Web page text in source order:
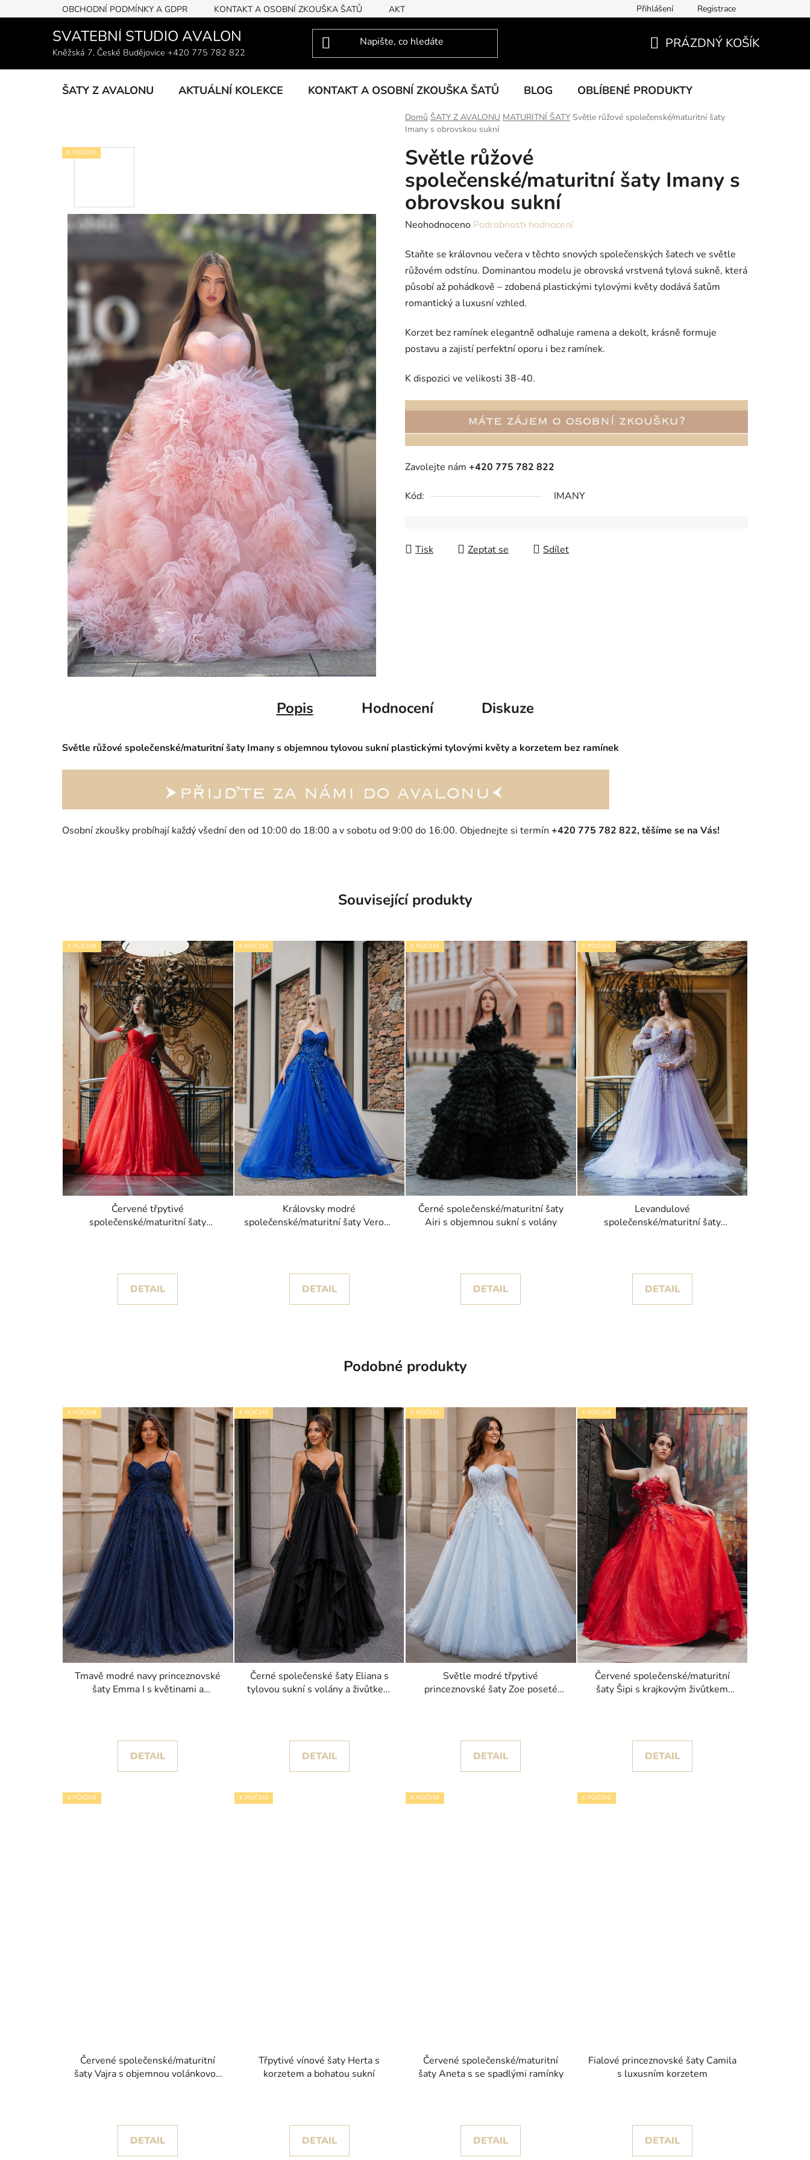
na
OBCHODNÍ PODMÍNKY A GDPR KONTAKT A OSOBNÍ ZKOUŠKA ŠATŮ AKTUÁLNÍ KOLEKCE Přihlášení Registrace
SVATEBNÍ STUDIO AVALON
Kněžská 7, České Budějovice +420 775 782 822
KOŠÍK
PRÁZDNÝ KOŠÍK
ŠATY Z AVALONU AKTUÁLNÍ KOLEKCE KONTAKT A OSOBNÍ ZKOUŠKA ŠATŮ BLOG OBLÍBENÉ PRODUKTY
Domů ŠATY Z AVALONU MATURITNÍ ŠATY Světle růžové společenské/maturitní šaty
Imany s obrovskou sukní
Světle růžové
společenské/maturitní šaty Imany s
obrovskou sukní
Průměrné
produktu
je
0,0
z
hvězdiček.
Neohodnoceno Podrobnosti hodnocení
Staňte se královnou večera v těchto snových společenských šatech ve světle
růžovém odstínu. Dominantou modelu je obrovská vrstvená tylová sukně, která
působí až pohádkově – zdobená plastickými tylovými květy dodává šatům
romantický a luxusní vzhled.
Korzet bez ramínek elegantně odhaluje ramena a dekolt, krásně formuje
postavu a zajistí perfektní oporu i bez ramínek.
K dispozici ve velikosti 38-40.
Zavolejte nám +420 775 782 822
Kód: IMANY
Tisk Zeptat se Sdílet
K PŮJČENÍ
Popis Hodnocení Diskuze
Světle růžové společenské/maturitní šaty Imany s objemnou tylovou sukní plastickými tylovými květy a korzetem bez ramínek
Osobní zkoušky probíhají každý všední den od 10:00 do 18:00 a v sobotu od 9:00 do 16:00. Objednejte si termín +420 775 782 822, těšíme se na Vás!
Související produkty
K PŮJČENÍ
Červené třpytivé
společenské/maturitní šaty
DETAIL
K PŮJČENÍ
Královsky modré
společenské/maturitní šaty Verona
DETAIL
K PŮJČENÍ
Černé společenské/maturitní šaty
Airi s objemnou sukní s volány
DETAIL
K PŮJČENÍ
Levandulové
společenské/maturitní šaty
DETAIL
Podobné produkty
K PŮJČENÍ
Tmavě modré navy princeznovské
šaty Emma I s květinami a
DETAIL
K PŮJČENÍ
Černé společenské šaty Eliana s
tylovou sukní s volány a živůtkem
DETAIL
K PŮJČENÍ
Světle modré třpytivé
princeznovské šaty Zoe poseté
DETAIL
K PŮJČENÍ
Červené společenské/maturitní
šaty Šipi s krajkovým živůtkem
DETAIL
K PŮJČENÍ
Červené společenské/maturitní
šaty Vajra s objemnou volánkovou
DETAIL
K PŮJČENÍ
Třpytivé vínové šaty Herta s
korzetem a bohatou sukní
DETAIL
K PŮJČENÍ
Červené společenské/maturitní
šaty Aneta s se spadlými ramínky
DETAIL
K PŮJČENÍ
Fialové princeznovské šaty Camila
s luxusním korzetem
DETAIL